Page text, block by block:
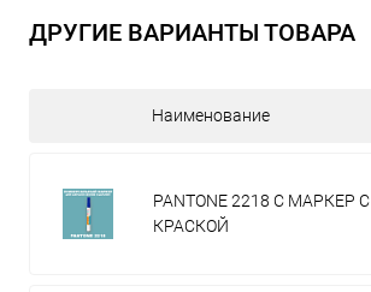
ДРУГИЕ ВАРИАНТЫ ТОВАРА
Наименование
PANTONE 2218 C МАРКЕР С
КРАСКОЙ